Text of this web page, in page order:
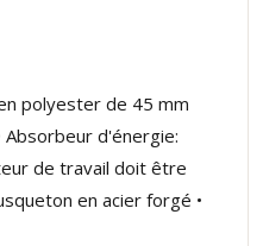
polyester de 45 mm
Absorbeur d'énergie:
de travail doit être
en acier forgé •